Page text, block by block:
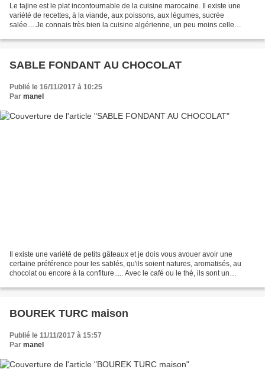
Le tajine est le plat incontournable de la cuisine marocaine. Il existe une
variété de recettes, à la viande, aux poissons, aux légumes, sucrée
salée.....Je connais très bien la cuisine algérienne, un peu moins celle
SABLE FONDANT AU CHOCOLAT
Publié le 16/11/2017 à 10:25
Par manel
Il existe une variété de petits gâteaux et je dois vous avouer avoir une
certaine préférence pour les sablés, qu'ils soient natures, aromatisés, au
chocolat ou encore à la confiture..... Avec le café ou le thé, ils sont un
BOUREK TURC maison
Publié le 11/11/2017 à 15:57
Par manel